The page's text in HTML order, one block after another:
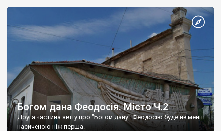
Богом дана Феодосія. Місто Ч.2
Друга частина звіту про "Богом дану" Феодосію буде не менш
насиченою ніж перша.